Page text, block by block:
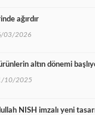
ağırdır
03/2026
altın dönemi
10/2025
NISH imzalı yeni